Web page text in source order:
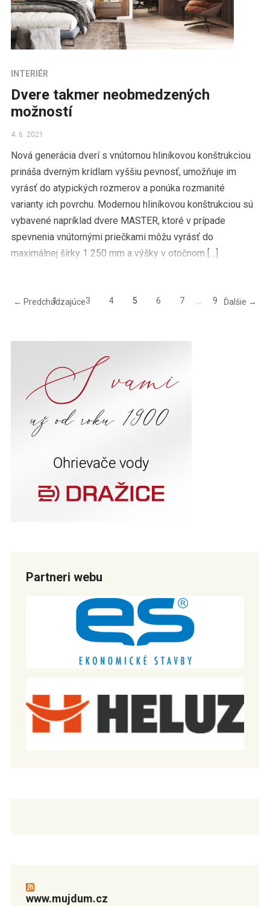
INTERIÉR
Dvere takmer neobmedzených
možností
4. 6. 2021
Nová generácia dverí s vnútornou hliníkovou konštrukciou
prináša dverným krídlam vyššiu pevnosť, umožňuje im
vyrásť do atypických rozmerov a ponúka rozmanité
varianty ich povrchu. Modernou hliníkovou konštrukciou sú
vybavené napríklad dvere MASTER, ktoré v prípade
spevnenia vnútornými priečkami môžu vyrásť do
maximálnej šírky 1 250 mm a výšky v otočnom […]
← Predchádzajúce
1 … 3 4 5 6 7 … 9 Ďalšie →
Partneri webu
www.mujdum.cz